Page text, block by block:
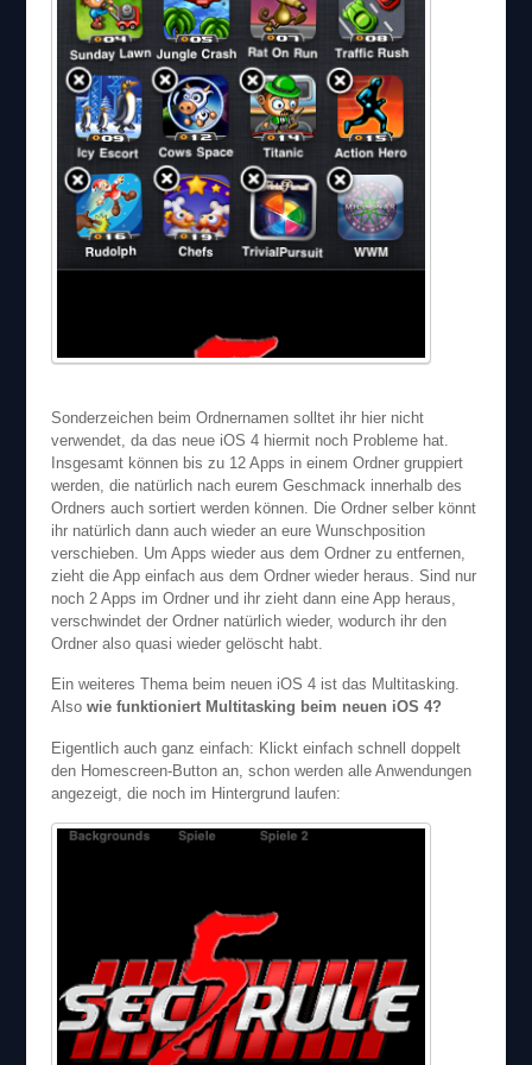
Sonderzeichen beim Ordnernamen solltet ihr hier nicht
verwendet, da das neue iOS 4 hiermit noch Probleme hat.
Insgesamt können bis zu 12 Apps in einem Ordner gruppiert
werden, die natürlich nach eurem Geschmack innerhalb des
Ordners auch sortiert werden können. Die Ordner selber könnt
ihr natürlich dann auch wieder an eure Wunschposition
verschieben. Um Apps wieder aus dem Ordner zu entfernen,
zieht die App einfach aus dem Ordner wieder heraus. Sind nur
noch 2 Apps im Ordner und ihr zieht dann eine App heraus,
verschwindet der Ordner natürlich wieder, wodurch ihr den
Ordner also quasi wieder gelöscht habt.
Ein weiteres Thema beim neuen iOS 4 ist das Multitasking.
Also wie funktioniert Multitasking beim neuen iOS 4?
Eigentlich auch ganz einfach: Klickt einfach schnell doppelt
den Homescreen-Button an, schon werden alle Anwendungen
angezeigt, die noch im Hintergrund laufen: